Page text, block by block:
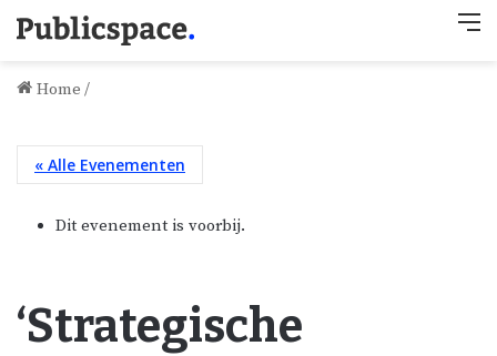
Home /
« Alle Evenementen
Dit evenement is voorbij.
‘Strategische